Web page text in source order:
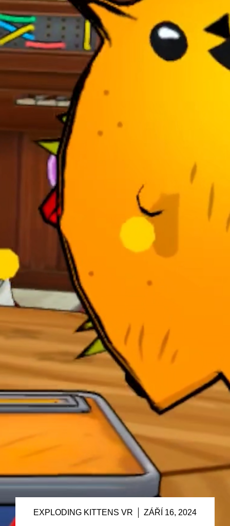
EXPLODING KITTENS VR ZÁŘÍ 16, 2024